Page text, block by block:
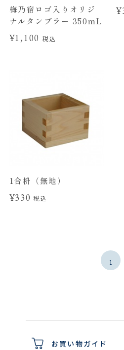
梅乃宿ロゴ入りオリジ
ナルタンブラー 350mL
¥1,100税込
1合枡（無地）
¥330税込
1
お買い物ガイド